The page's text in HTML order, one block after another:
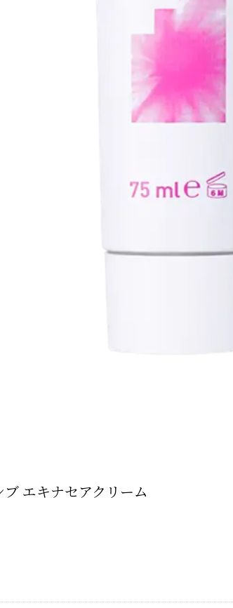
エキナセアクリーム